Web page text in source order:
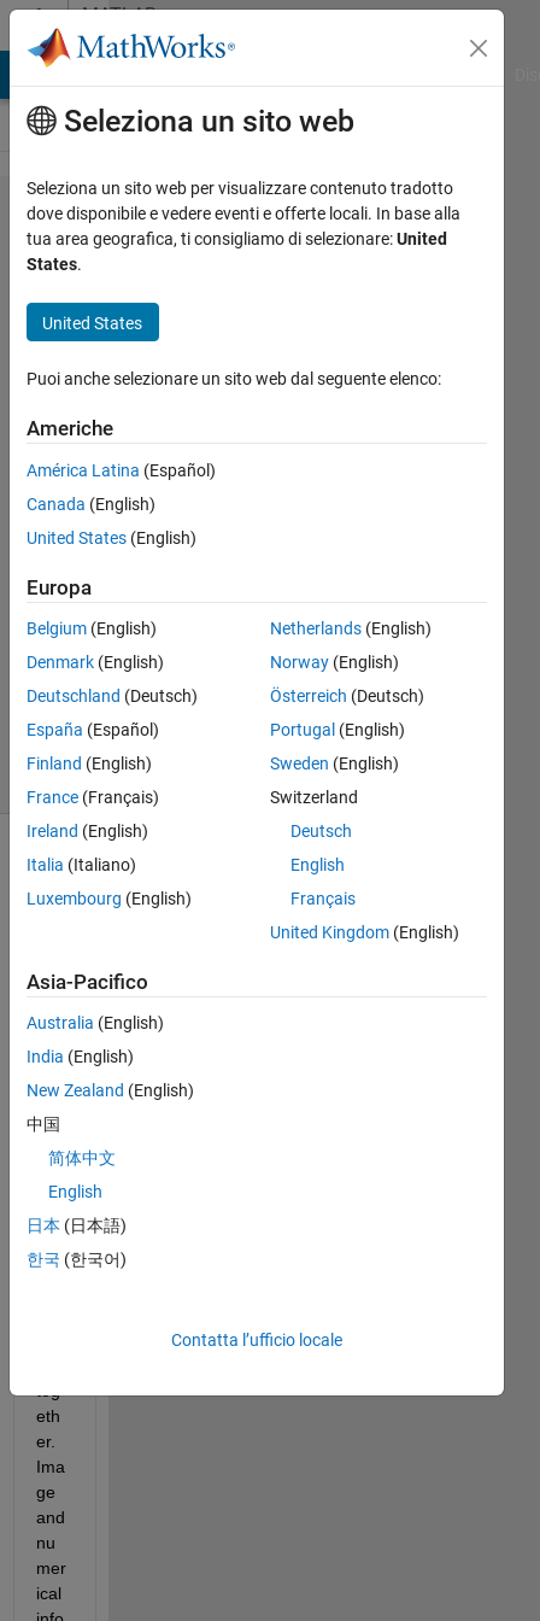
Vai al contenutoMATLAB
Answers
combine
2 neural
with
inputs
shlomo
14 Nov
2021
Risposta
16 Nov
2021
22
Visualizzazioni
(30 giorni)
hav
e 2
es
of
inp
that
I
eth
er.
Ima
ge
and
nu
mer
ical
Seleziona un sito web
Seleziona un sito web per visualizzare contenuto tradotto
dove disponibile e vedere eventi e offerte locali. In base alla
tua area geografica, ti consigliamo di selezionare:United
States.
United States
Puoi anche selezionare un sito web dal seguente elenco:
Americhe
América Latina (Español)
Canada (English)
United States (English)
Europa
Belgium (English)
Denmark (English)
Deutschland (Deutsch)
España (Español)
Finland (English)
France (Français)
Ireland (English)
Italia (Italiano)
Luxembourg (English)
Netherlands(English)
Norway(English)
Österreich (Deutsch)
Portugal (English)
Sweden (English)
Switzerland
Deutsch
English
Français
United Kingdom(English)
Asia-Pacifico
Australia (English)
India (English)
New Zealand (English)
中国
简体中文
English
日本 (日本語)
한국 (한국어)
Contatta l’ufficio locale